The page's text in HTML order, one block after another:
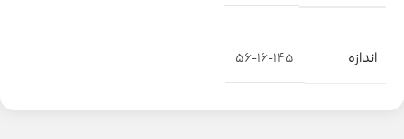
اندازه ۵۶-۱۶-۱۴۵